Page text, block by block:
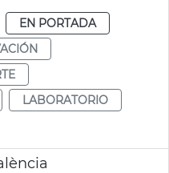
EN PORTADA
LABORATORIO